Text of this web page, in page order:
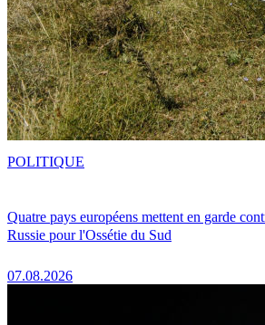
Quatre pays européens mettent en garde
Russie pour l'Ossétie du Sud
07.08.2026
POLITIQUE